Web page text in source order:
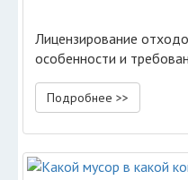
Лицензирование
особенности и
Подробнее >>